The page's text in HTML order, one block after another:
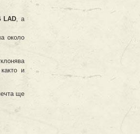
LAD, а
около
и
ще